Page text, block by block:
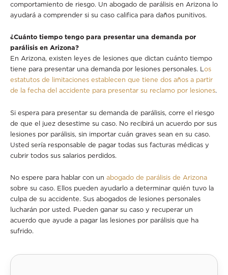
comportamiento de riesgo. Un abogado de parálisis en Arizona lo
ayudará a comprender si su caso califica para daños punitivos.
¿Cuánto tiempo tengo para presentar una demanda por
parálisis en Arizona?
En Arizona, existen leyes de lesiones que dictan cuánto tiempo
tiene para presentar una demanda por lesiones personales. L os
estatutos de limitaciones establecen que tiene dos años a partir
de la fecha del accidente para presentar su reclamo por lesiones.
Si espera para presentar su demanda de parálisis, corre el riesgo
de que el juez desestime su caso. No recibirá un acuerdo por sus
lesiones por parálisis, sin importar cuán graves sean en su caso.
Usted sería responsable de pagar todas sus facturas médicas y
cubrir todos sus salarios perdidos.
No espere para hablar con un abogado de parálisis de Arizona
sobre su caso. Ellos pueden ayudarlo a determinar quién tuvo la
culpa de su accidente. Sus abogados de lesiones personales
lucharán por usted. Pueden ganar su caso y recuperar un
acuerdo que ayude a pagar las lesiones por parálisis que ha
sufrido.